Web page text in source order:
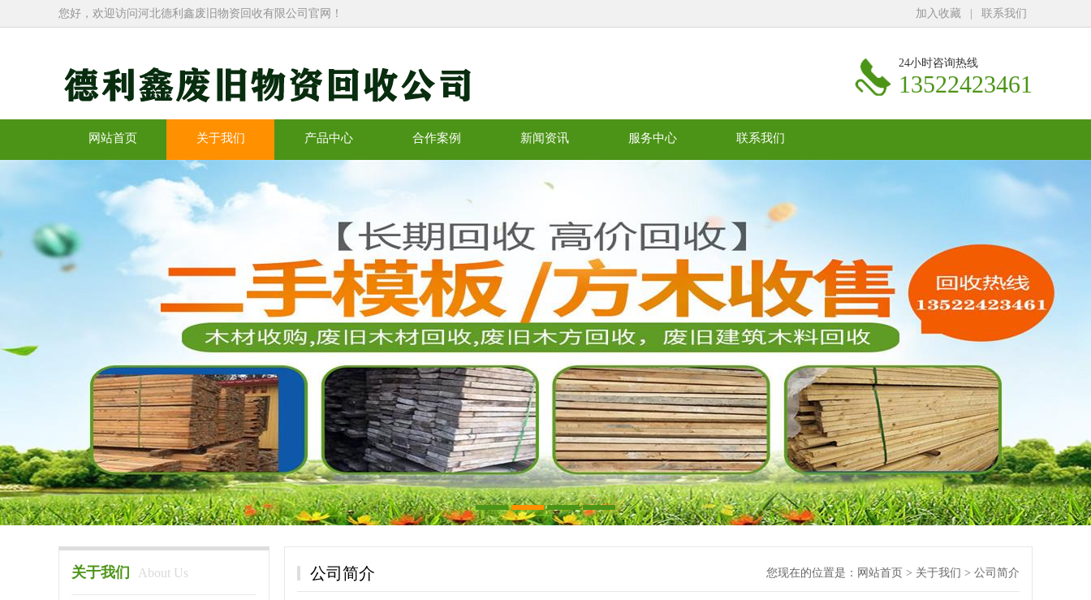
您好，欢迎访问河北德利鑫废旧物资回收有限公司官网！ 加入收藏 联系我们
24小时咨询热线
13522423461
网站首页 关于我们 产品中心 合作案例 新闻资讯 服务中心 联系我们
关于我们 About Us 公司简介 您现在的位置是： 网站首页 > 关于我们 > 公司简介